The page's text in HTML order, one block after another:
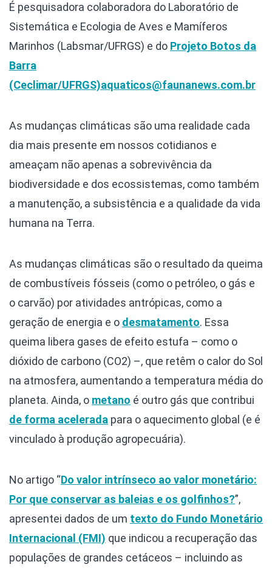
É pesquisadora colaboradora do Laboratório de
Sistemática e Ecologia de Aves e Mamíferos
Marinhos (Labsmar/UFRGS) e do Projeto Botos da
Barra
(Ceclimar/UFRGS)aquaticos@faunanews.com.br
As mudanças climáticas são uma realidade cada
dia mais presente em nossos cotidianos e
ameaçam não apenas a sobrevivência da
biodiversidade e dos ecossistemas, como também
a manutenção, a subsistência e a qualidade da vida
humana na Terra.
As mudanças climáticas são o resultado da queima
de combustíveis fósseis (como o petróleo, o gás e
o carvão) por atividades antrópicas, como a
geração de energia e o desmatamento. Essa
queima libera gases de efeito estufa – como o
dióxido de carbono (CO2) –, que retêm o calor do Sol
na atmosfera, aumentando a temperatura média do
planeta. Ainda, o metano é outro gás que contribui
de forma acelerada para o aquecimento global (e é
vinculado à produção agropecuária).
No artigo “Do valor intrínseco ao valor monetário:
Por que conservar as baleias e os golfinhos?”,
apresentei dados de um texto do Fundo Monetário
Internacional (FMI) que indicou a recuperação das
populações de grandes cetáceos – incluindo as